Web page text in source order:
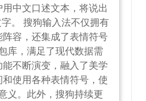
中文口述文本，将说出
。 搜狗输入法不仅拥有
容，还集成了表情符号
库，满足了现代数据需
不断演变，融入了美学
使用各种表情符号，使
义。此外，搜狗持续更